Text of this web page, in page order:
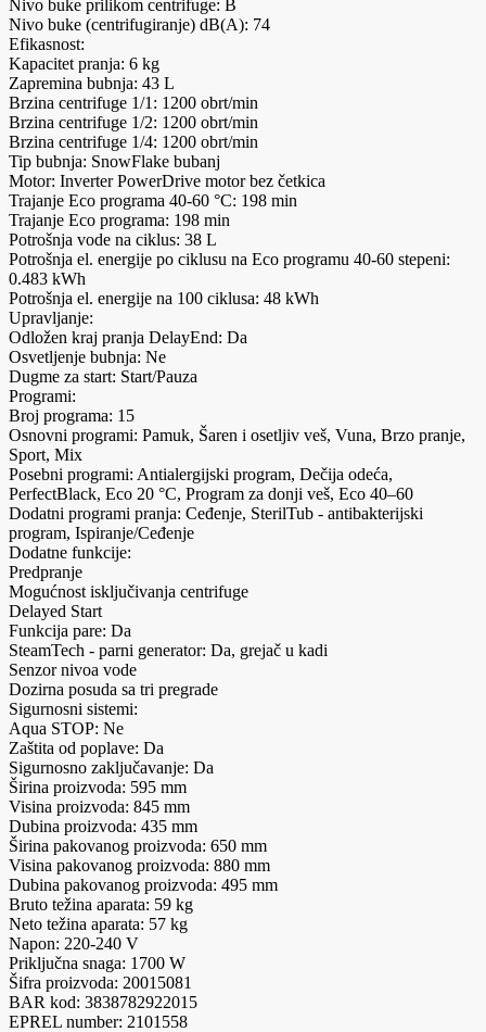
Nivo buke prilikom centrifuge: B
Nivo buke (centrifugiranje) dB(A): 74
Efikasnost:
Kapacitet pranja: 6 kg
Zapremina bubnja: 43 L
Brzina centrifuge 1/1: 1200 obrt/min
Brzina centrifuge 1/2: 1200 obrt/min
Brzina centrifuge 1/4: 1200 obrt/min
Tip bubnja: SnowFlake bubanj
Motor: Inverter PowerDrive motor bez četkica
Trajanje Eco programa 40-60 °C: 198 min
Trajanje Eco programa: 198 min
Potrošnja vode na ciklus: 38 L
Potrošnja el. energije po ciklusu na Eco programu 40-60 stepeni:
0.483 kWh
Potrošnja el. energije na 100 ciklusa: 48 kWh
Upravljanje:
Odložen kraj pranja DelayEnd: Da
Osvetljenje bubnja: Ne
Dugme za start: Start/Pauza
Programi:
Broj programa: 15
Osnovni programi: Pamuk, Šaren i osetljiv veš, Vuna, Brzo pranje,
Sport, Mix
Posebni programi: Antialergijski program, Dečija odeća,
PerfectBlack, Eco 20 °C, Program za donji veš, Eco 40–60
Dodatni programi pranja: Ceđenje, SterilTub - antibakterijski
program, Ispiranje/Ceđenje
Dodatne funkcije:
Predpranje
Mogućnost isključivanja centrifuge
Delayed Start
Funkcija pare: Da
SteamTech - parni generator: Da, grejač u kadi
Senzor nivoa vode
Dozirna posuda sa tri pregrade
Sigurnosni sistemi:
Aqua STOP: Ne
Zaštita od poplave: Da
Sigurnosno zaključavanje: Da
Širina proizvoda: 595 mm
Visina proizvoda: 845 mm
Dubina proizvoda: 435 mm
Širina pakovanog proizvoda: 650 mm
Visina pakovanog proizvoda: 880 mm
Dubina pakovanog proizvoda: 495 mm
Bruto težina aparata: 59 kg
Neto težina aparata: 57 kg
Napon: 220-240 V
Priključna snaga: 1700 W
Šifra proizvoda: 20015081
BAR kod: 3838782922015
EPREL number: 2101558